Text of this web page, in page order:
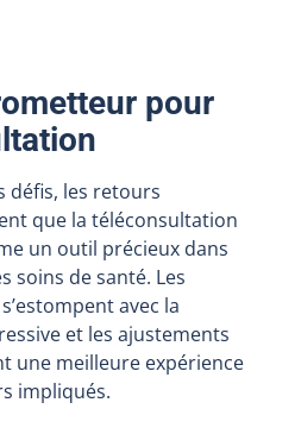
pour
défis, les retours
que la téléconsultation
un outil précieux dans
soins de santé. Les
avec la
et les ajustements
une meilleure expérience
impliqués.